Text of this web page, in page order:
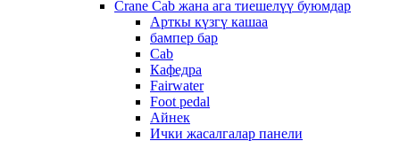
Crane Cab жана ага тиешелүү буюмдар
Арткы күзгү кашаа
бампер бар
Cab
Кафедра
Fairwater
Foot pedal
Айнек
Ички жасалгалар панели